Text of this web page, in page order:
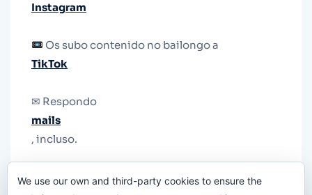
Instagram
Os subo contenido no bailongo a
TikTok
✉ Respondo
mails
, incluso.
le quiten el teléfono.
We use our own and third-party cookies to ensure the